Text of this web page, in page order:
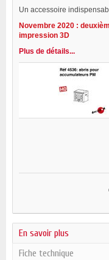
Un accessoire
Novembre 2020 :
impression 3D
Plus de détails...
En savoir plus
Fiche technique